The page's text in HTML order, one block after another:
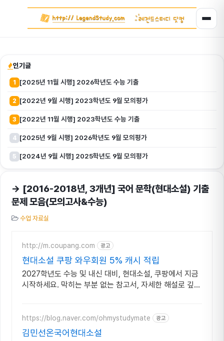
인기글
1 [2025년 11월 시행] 2026학년도 수능 기출
2 [2022년 9월 시행] 2023학년도 9월 모의평가
3 [2022년 11월 시행] 2023학년도 수능 기출
4 [2025년 9월 시행] 2026학년도 9월 모의평가
5 [2024년 9월 시행] 2025학년도 9월 모의평가
→ [2016-2018년, 3개년] 국어 문학(현대소설) 기출
문제 모음(모의고사&수능)
수업 자료실
http://m.coupang.com 광고
현대소설 쿠팡 와우회원 5% 캐시 적립
2027학년도 수능 및 내신 대비, 현대소설, 쿠팡에서 지금
시작하세요. 막히는 부분 없는 참고서, 자세한 해설로 깊이
https://blog.naver.com/ohmystudymate 광고
김민선온국어현대소설